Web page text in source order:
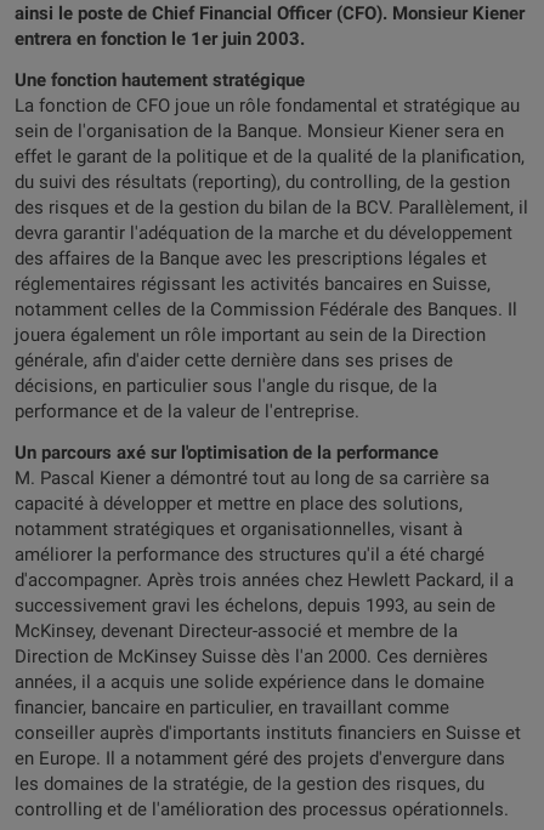
ainsi le poste de Chief Financial Officer (CFO). Monsieur Kiener
entrera en fonction le 1er juin 2003.
Une fonction hautement stratégique
La fonction de CFO joue un rôle fondamental et stratégique au
sein de l'organisation de la Banque. Monsieur Kiener sera en
effet le garant de la politique et de la qualité de la planification,
du suivi des résultats (reporting), du controlling, de la gestion
des risques et de la gestion du bilan de la BCV. Parallèlement, il
devra garantir l'adéquation de la marche et du développement
des affaires de la Banque avec les prescriptions légales et
réglementaires régissant les activités bancaires en Suisse,
notamment celles de la Commission Fédérale des Banques. Il
jouera également un rôle important au sein de la Direction
générale, afin d'aider cette dernière dans ses prises de
décisions, en particulier sous l'angle du risque, de la
performance et de la valeur de l'entreprise.
Un parcours axé sur l'optimisation de la performance
M. Pascal Kiener a démontré tout au long de sa carrière sa
capacité à développer et mettre en place des solutions,
notamment stratégiques et organisationnelles, visant à
améliorer la performance des structures qu'il a été chargé
d'accompagner. Après trois années chez Hewlett Packard, il a
successivement gravi les échelons, depuis 1993, au sein de
McKinsey, devenant Directeur-associé et membre de la
Direction de McKinsey Suisse dès l'an 2000. Ces dernières
années, il a acquis une solide expérience dans le domaine
financier, bancaire en particulier, en travaillant comme
conseiller auprès d'importants instituts financiers en Suisse et
en Europe. Il a notamment géré des projets d'envergure dans
les domaines de la stratégie, de la gestion des risques, du
controlling et de l'amélioration des processus opérationnels.